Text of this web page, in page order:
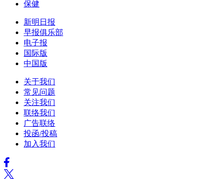
保健
新明日报
早报俱乐部
电子报
国际版
中国版
关于我们
常见问题
关注我们
联络我们
广告联络
投函/投稿
加入我们